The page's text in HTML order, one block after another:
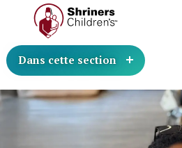
Dans cette section